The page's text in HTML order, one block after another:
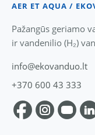
AER ET AQUA /
Pažangūs geriamo
ir vandenilio (H₂)
info@ekovanduo.lt
+370 600 43 333